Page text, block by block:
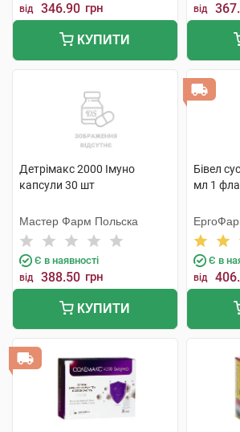
від 346.90 грн
КУПИТИ
від
Детрімакс 2000 Імуно
капсули 30 шт
Мастер Фарм Польска
Є в наявності
від 388.50 грн
КУПИТИ
Бівел
мл 1
Є в
від